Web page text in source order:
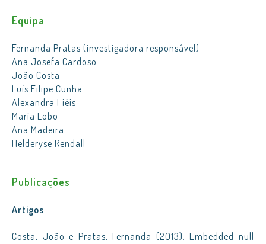
Equipa
Fernanda Pratas (investigadora responsável)
Ana Josefa Cardoso
João Costa
Luís Filipe Cunha
Alexandra Fiéis
Maria Lobo
Ana Madeira
Helderyse Rendall
Publicações
Artigos
Costa, João e Pratas, Fernanda (2013). Embedded null